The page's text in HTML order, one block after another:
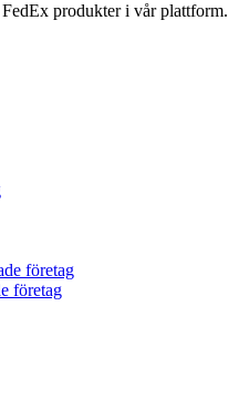
produkter i vår plattform.
företag
företag